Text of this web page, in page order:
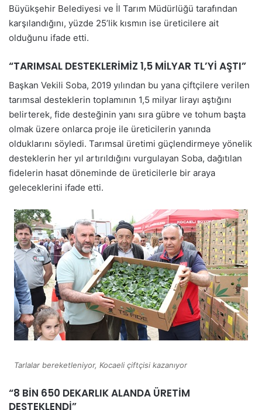
Büyükşehir Belediyesi ve İl Tarım Müdürlüğü tarafından
karşılandığını, yüzde 25’lik kısmın ise üreticilere ait
olduğunu ifade etti.
“TARIMSAL DESTEKLERİMİZ 1,5 MİLYAR TL’Yİ AŞTI”
Başkan Vekili Soba, 2019 yılından bu yana çiftçilere verilen
tarımsal desteklerin toplamının 1,5 milyar lirayı aştığını
belirterek, fide desteğinin yanı sıra gübre ve tohum başta
olmak üzere onlarca proje ile üreticilerin yanında
olduklarını söyledi. Tarımsal üretimi güçlendirmeye yönelik
desteklerin her yıl artırıldığını vurgulayan Soba, dağıtılan
fidelerin hasat döneminde de üreticilerle bir araya
geleceklerini ifade etti.
Tarlalar bereketleniyor, Kocaeli çiftçisi kazanıyor
“8 BİN 650 DEKARLIK ALANDA ÜRETİM
DESTEKLENDİ”